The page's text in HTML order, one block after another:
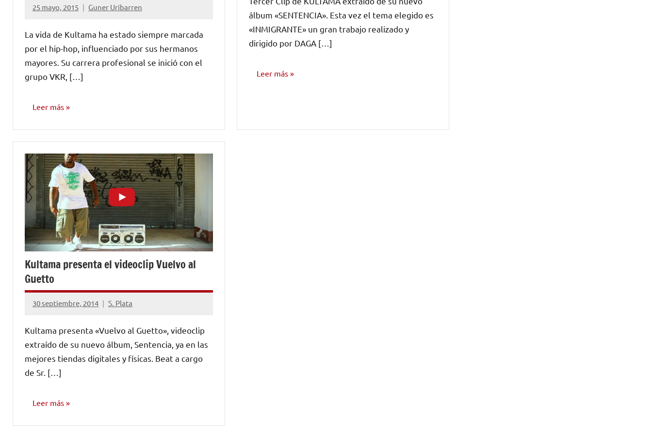
25 mayo, 2015 Guner Uribarren
No
comentarios
La vida de Kultama ha estado siempre marcada
por el hip-hop, influenciado por sus hermanos
mayores. Su carrera profesional se inició con el
grupo VKR, […]
Leer más
comentarios
álbum «SENTENCIA». Esta vez el tema elegido es
«INMIGRANTE» un gran trabajo realizado y
dirigido por DAGA […]
Leer más
Kultama presenta el videoclip Vuelvo al
Guetto
30 septiembre, 2014 S. Plata
No
comentarios
Kultama presenta «Vuelvo al Guetto», videoclip
extraído de su nuevo álbum, Sentencia, ya en las
mejores tiendas digitales y físicas. Beat a cargo
de Sr. […]
Leer más